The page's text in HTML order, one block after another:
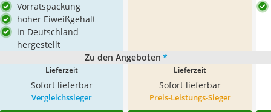
Vorratspackung
hoher Eiweißgehalt
in Deutschland
hergestellt
Zu den Angeboten *
Lieferzeit
Sofort lieferbar
Lieferzeit
Sofort lieferbar
Vergleichssieger Preis-Leistungs-Sieger